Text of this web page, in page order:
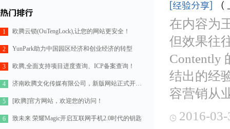
热门排行
1 欧腾云锁(OuTengLock),让您的网站更安全！
2 YunPark助力中国园区经济和创业经济的转型
3 欧腾,全面支持项目进度查询、ICP备案查询！
4 济南欧腾文化传媒有限公司，新版网站正式开通！
5 [欧腾]官方网站，欢迎您的访问！
6 致未来 荣耀Magic开启互联网手机2.0时代的钥匙
[经验分享]
在内容为
但效果往
Contently
结出的经
容营销从
 2016-